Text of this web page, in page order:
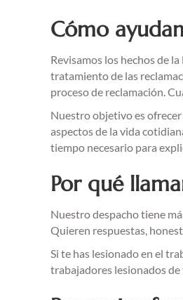
Cómo
Revisamos los hechos de
tratamiento de las
proceso de reclamación.
Nuestro objetivo es
aspectos de la vida
tiempo necesario para
Por qué
Nuestro despacho tiene
Quieren respuestas,
Si te has lesionado en el
trabajadores lesionados